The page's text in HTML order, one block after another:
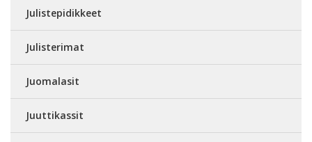
Julistepidikkeet
Julisterimat
Juomalasit
Juuttikassit